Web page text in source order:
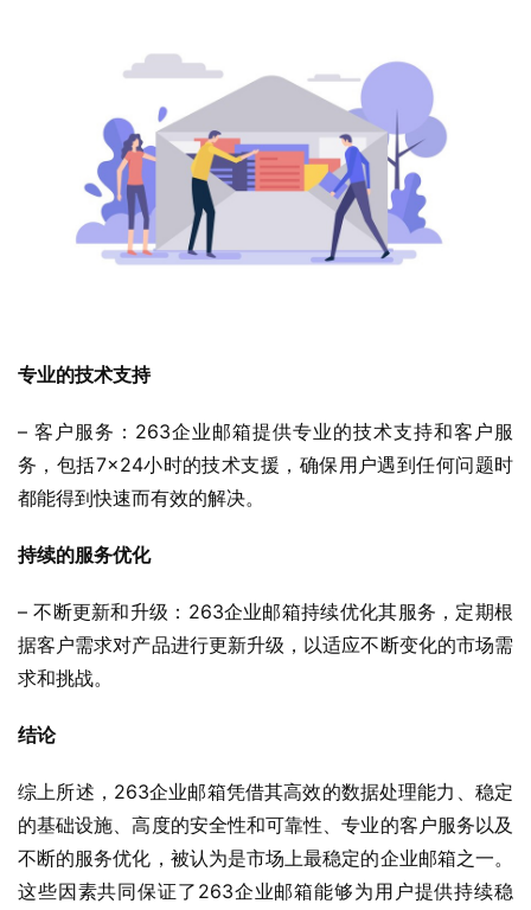
专业的技术支持
– 客户服务：263企业邮箱提供专业的技术支持和客户服
务，包括7×24小时的技术支援，确保用户遇到任何问题时
都能得到快速而有效的解决。
持续的服务优化
– 不断更新和升级：263企业邮箱持续优化其服务，定期根
据客户需求对产品进行更新升级，以适应不断变化的市场需
求和挑战。
结论
综上所述，263企业邮箱凭借其高效的数据处理能力、稳定
的基础设施、高度的安全性和可靠性、专业的客户服务以及
不断的服务优化，被认为是市场上最稳定的企业邮箱之一。
这些因素共同保证了263企业邮箱能够为用户提供持续稳